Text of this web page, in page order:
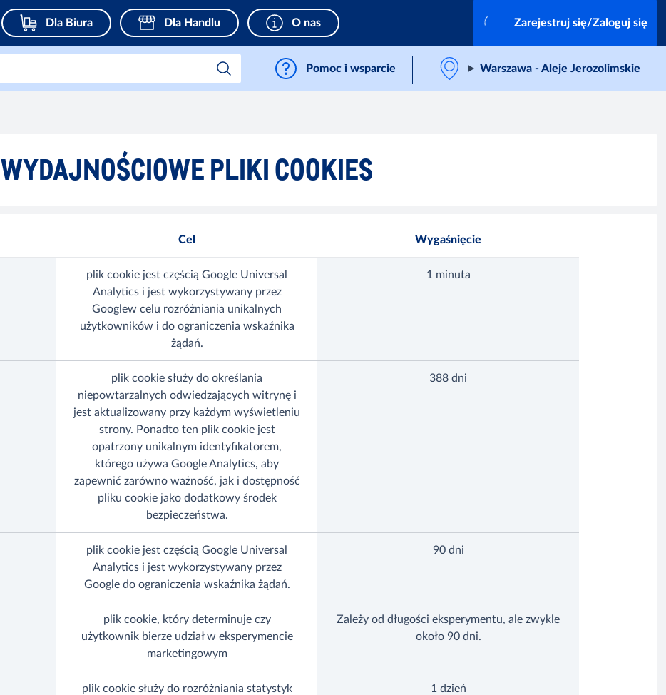
Dla Biura Dla Handlu O nas Zarejestruj się/Zaloguj się
Pomoc i wsparcie Warszawa - Aleje Jerozolimskie
WYDAJNOŚCIOWE PLIKI COOKIES
Cel Wygaśnięcie
plik cookie jest częścią Google Universal
Analytics i jest wykorzystywany przez
Googlew celu rozróżniania unikalnych
użytkowników i do ograniczenia wskaźnika
żądań.
1 minuta
plik cookie służy do określania
niepowtarzalnych odwiedzających witrynę i
jest aktualizowany przy każdym wyświetleniu
strony. Ponadto ten plik cookie jest
opatrzony unikalnym identyfikatorem,
którego używa Google Analytics, aby
zapewnić zarówno ważność, jak i dostępność
pliku cookie jako dodatkowy środek
bezpieczeństwa.
388 dni
plik cookie jest częścią Google Universal
Analytics i jest wykorzystywany przez
Google do ograniczenia wskaźnika żądań.
90 dni
plik cookie, który determinuje czy
użytkownik bierze udział w eksperymencie
marketingowym
Zależy od długości eksperymentu, ale zwykle
około 90 dni.
plik cookie służy do rozróżniania statystyk
1 dzień